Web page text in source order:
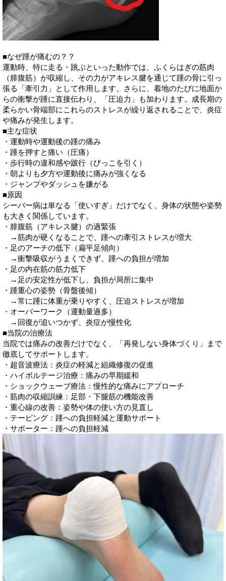
■なぜ踵が痛むの？？
運動時、特に走る・跳ぶといった動作では、ふくらはぎの筋肉
（腓腹筋）が収縮し、その力がアキレス腱を通じて踵の骨に引っ
張る「牽引力」として作用します。さらに、着地のたびに地面か
らの衝撃が踵に直接伝わり、「圧迫力」も加わります。成長期の
柔らかい骨端部にこれらのストレスが繰り返されることで、炎症
や痛みが発生します。
■主な症状
・運動時や運動後の踵の痛み
・踵を押すと痛い（圧痛）
・歩行時の違和感や跛行（びっこを引く）
・朝よりも夕方や運動後に痛みが強くなる
・ジャンプやダッシュを嫌がる
■原因
シーバー病は単なる「使いすぎ」だけでなく、身体の状態や姿勢
も大きく関係しています。
・腓腹筋（アキレス腱）の過緊張
→筋肉が硬くなることで、踵への牽引ストレスが増大
・足のアーチの低下（扁平足傾向）
→衝撃吸収がうまくできず、踵への負担が増加
・足の内在筋の筋力低下
→足の安定性が低下し、負担が局所に集中
・踵重心の姿勢（骨盤後傾）
→常に踵に体重が乗りやすく、圧迫ストレスが増加
・オーバーワーク（運動量過多）
→回復が追いつかず、炎症が慢性化
■当院の治療法
当院では痛みの改善だけでなく、「再発しない身体づくり」まで
徹底してサポートします。
・超音波療法：炎症の軽減と組織修復の促進
・ハイボルテージ治療：痛みの早期緩和
・ショックウェーブ療法：慢性的な痛みにアプローチ
・筋肉の収縮訓練：足部・下腿筋の機能改善
・重心線の改善：姿勢や体の使い方の見直し
・テーピング：踵への負担軽減と運動サポート
・サポーター：踵への負担軽減